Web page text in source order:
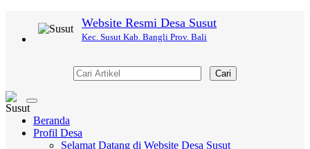
Website Resmi Desa Susut
Kec. Susut Kab. Bangli Prov. Bali
Cari
Toggle
navigation
Beranda
Profil Desa
Selamat Datang di Website Desa Susut